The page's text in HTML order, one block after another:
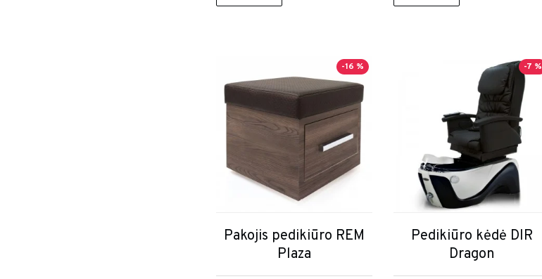
-16 %
Pakojis pedikiūro REM
Plaza
-7 %
Pedikiūro kėdė DIR
Dragon